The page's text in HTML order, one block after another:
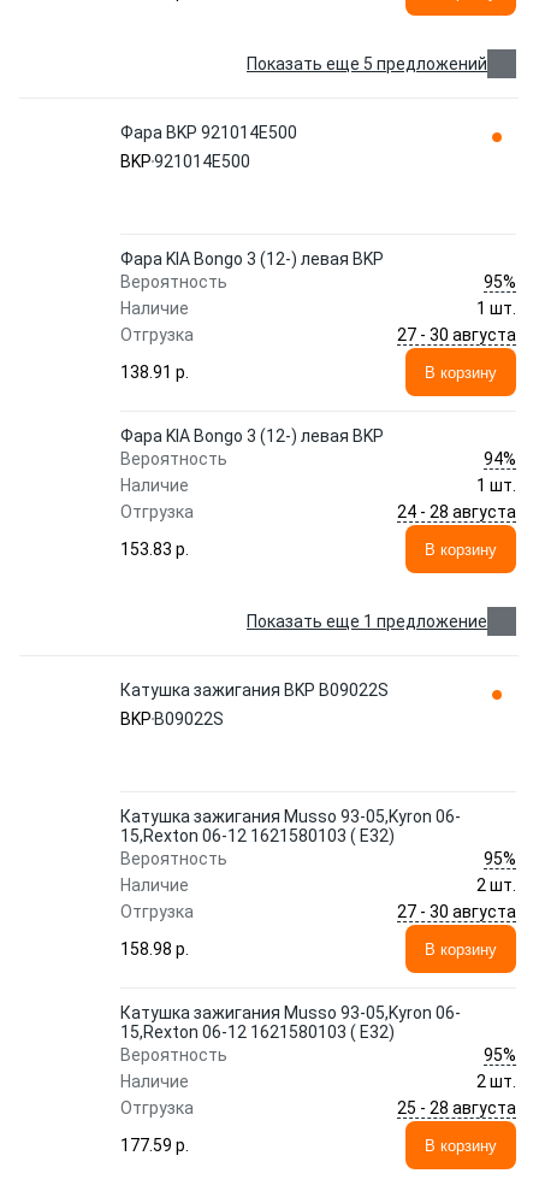
Показать еще 5 предложений
Фара BKP 921014E500
BKP921014E500
Фара KIA Bongo 3 (12-) левая BKP
Вероятность
95%
Наличие
1 шт.
Отгрузка
27 - 30 августа
138.91 p.
В корзину
Фара KIA Bongo 3 (12-) левая BKP
Вероятность
94%
Наличие
1 шт.
Отгрузка
24 - 28 августа
153.83 p.
В корзину
Показать еще 1 предложение
Катушка зажигания BKP B09022S
BKP B09022S
Катушка зажигания Musso 93-05,Kyron 06-
15,Rexton 06-12 1621580103 ( E32)
Вероятность
95%
Наличие
2 шт.
Отгрузка
27 - 30 августа
158.98 p.
В корзину
Катушка зажигания Musso 93-05,Kyron 06-
15,Rexton 06-12 1621580103 ( E32)
Вероятность
95%
Наличие
2 шт.
Отгрузка
25 - 28 августа
177.59 p.
В корзину